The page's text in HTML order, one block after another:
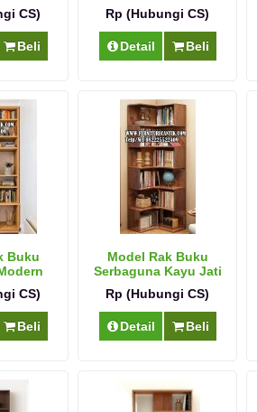
CS)
Beli
Rp (Hubungi CS)
Detail Beli
Buku
CS)
Beli
Model Rak Buku
Serbaguna Kayu Jati
Rp (Hubungi CS)
Detail Beli